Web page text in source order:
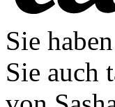
Sie
Sie auch